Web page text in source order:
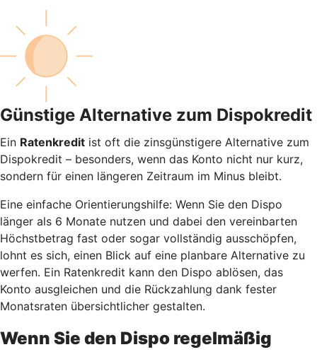
Günstige Alternative zum Dispokredit
Ein Ratenkredit ist oft die zinsgünstigere Alternative zum
Dispokredit – besonders, wenn das Konto nicht nur kurz,
sondern für einen längeren Zeitraum im Minus bleibt.
Eine einfache Orientierungshilfe: Wenn Sie den Dispo
länger als 6 Monate nutzen und dabei den vereinbarten
Höchstbetrag fast oder sogar vollständig ausschöpfen,
lohnt es sich, einen Blick auf eine planbare Alternative zu
werfen. Ein Ratenkredit kann den Dispo ablösen, das
Konto ausgleichen und die Rückzahlung dank fester
Monatsraten übersichtlicher gestalten.
Wenn Sie den Dispo regelmäßig